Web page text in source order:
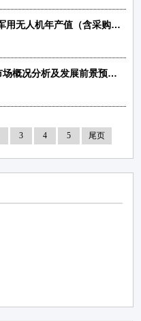
国产化率认证报告：到2028年全球军用无人机年产值（含采购）预计达到147.98亿美元-中金企信发布
2024-2030年中国军用无人机行业市场概况分析及发展前景预测-中金企信发布
3 4 5 尾页